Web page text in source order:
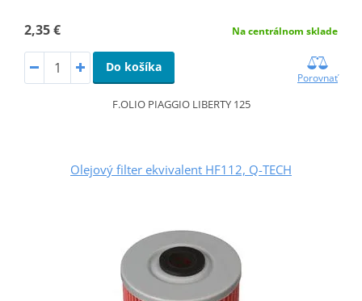
2,35 € Na centrálnom sklade
Do košíka
Porovnať
F.OLIO PIAGGIO LIBERTY 125
Olejový filter ekvivalent HF112, Q-TECH